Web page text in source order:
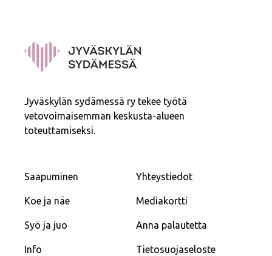
Jyväskylän sydämessä ry tekee työtä
vetovoimaisemman keskusta-alueen
toteuttamiseksi.
Saapuminen
Koe ja näe
Syö ja juo
Info
Yhteystiedot
Mediakortti
Anna palautetta
Tietosuojaseloste